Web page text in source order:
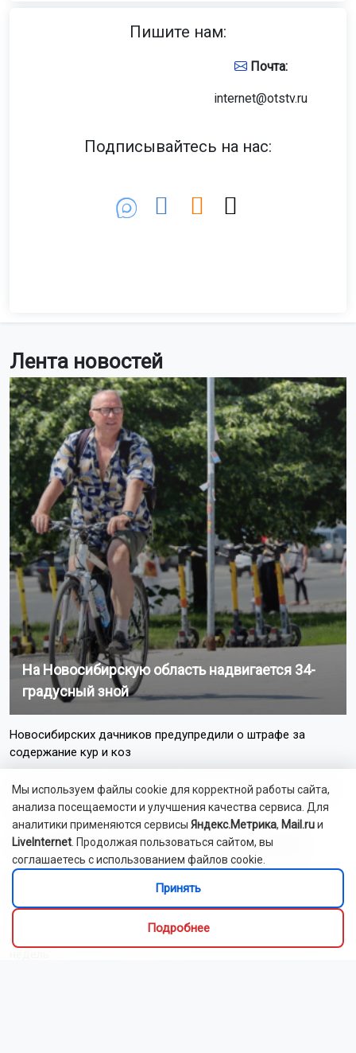
Лента новостей
На Новосибирскую область надвигается 34-
градусный зной
Новосибирских дачников предупредили о штрафе за
содержание кур и коз
В небе над Новосибирской областью пролетит метеорный
поток Персеиды
В Новосибирском зоопарке у выдр родилась двойня
Сотрудники новосибирского МЧС ликвидировали 14
пожаров за сутки
В 2027 году у новосибирцев будет семь коротких рабочих
Пишите нам:
Почта:
internet@otstv.ru
Подписывайтесь на нас:
Мы используем файлы cookie для корректной работы сайта,
анализа посещаемости и улучшения качества сервиса. Для
аналитики применяются сервисы Яндекс.Метрика, Mail.ruи
LiveInternet . Продолжая пользоваться сайтом, вы
соглашаетесь с использованием файлов cookie.
Принять
Подробнее